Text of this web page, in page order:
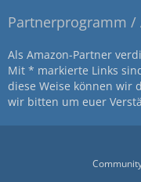
Partnerprogramm
Als Amazon-Partner
Mit * markierte Links
diese Weise können wir
wir bitten um euer